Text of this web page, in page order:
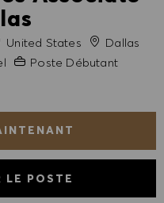
United States VilleDallas
Expérience requise
Poste Débutant
LE POSTE